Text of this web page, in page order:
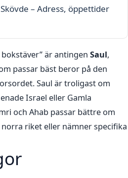
– Adress, öppettider
är antingen Saul,
passar bäst beror på den
Saul är troligast om
Israel eller Gamla
och Ahab passar bättre om
riket eller nämner specifika